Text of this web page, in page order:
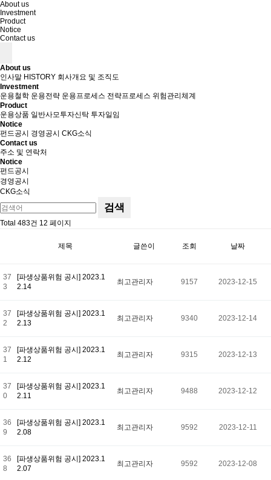
About us
Investment
Product
Notice
Contact us
About us
인사말 HISTORY 회사개요 및 조직도
Investment
운용철학 운용전략 운용프로세스 전략프로세스 위험관리체계
Product
운용상품 일반사모투자신탁 투자일임
Notice
펀드공시
경영공시 CKG소식
Contact us
주소 및 연락처
Notice
펀드공시
경영공시
CKG소식
검색
Total 483건 12 페이지
제목 글쓴이 조회 날짜
37
3
[파생상품위험 공시] 2023.1
2.14
최고관리자 9157 2023-12-15
37
2
[파생상품위험 공시] 2023.1
2.13
최고관리자 9340 2023-12-14
37
1
[파생상품위험 공시] 2023.1
2.12
최고관리자 9315 2023-12-13
37
0
[파생상품위험 공시] 2023.1
2.11
최고관리자 9488 2023-12-12
36
9
[파생상품위험 공시] 2023.1
2.08
최고관리자 9592 2023-12-11
36
8
[파생상품위험 공시] 2023.1
2.07
최고관리자 9592 2023-12-08